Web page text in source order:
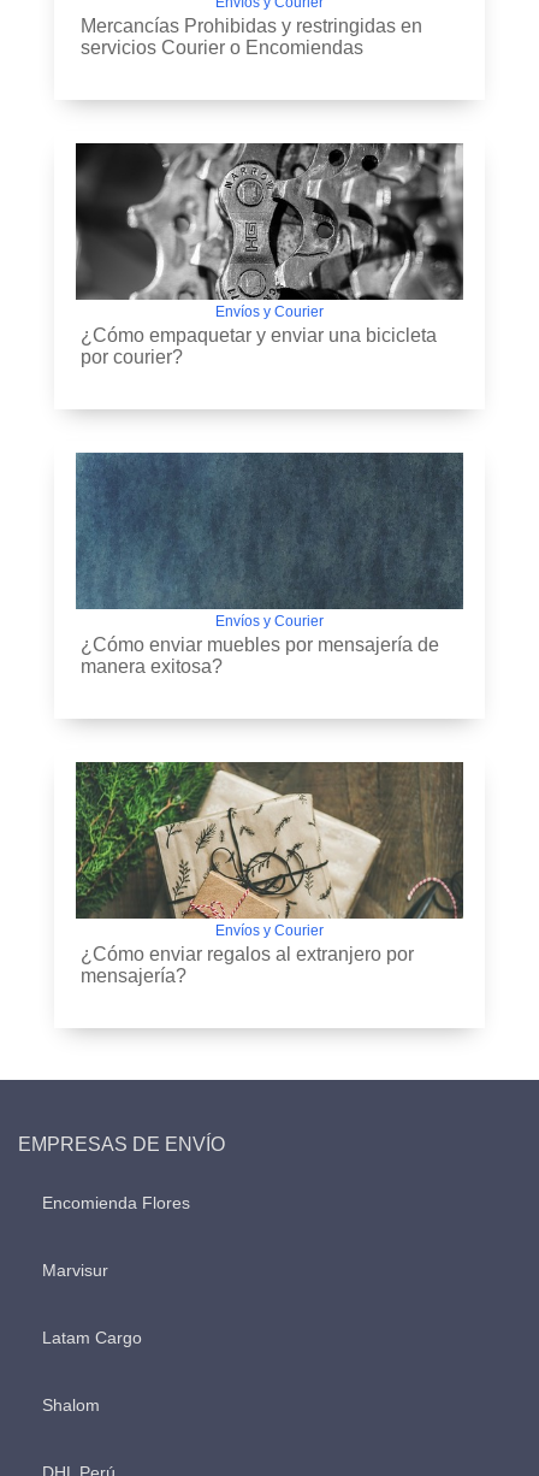
Mercancías Prohibidas y restringidas en
servicios Courier o Encomiendas
Envíos y Courier
¿Cómo empaquetar y enviar una bicicleta
por courier?
Envíos y Courier
¿Cómo enviar muebles por mensajería de
manera exitosa?
Envíos y Courier
¿Cómo enviar regalos al extranjero por
mensajería?
EMPRESAS DE ENVÍO
Encomienda Flores
Marvisur
Latam Cargo
Shalom